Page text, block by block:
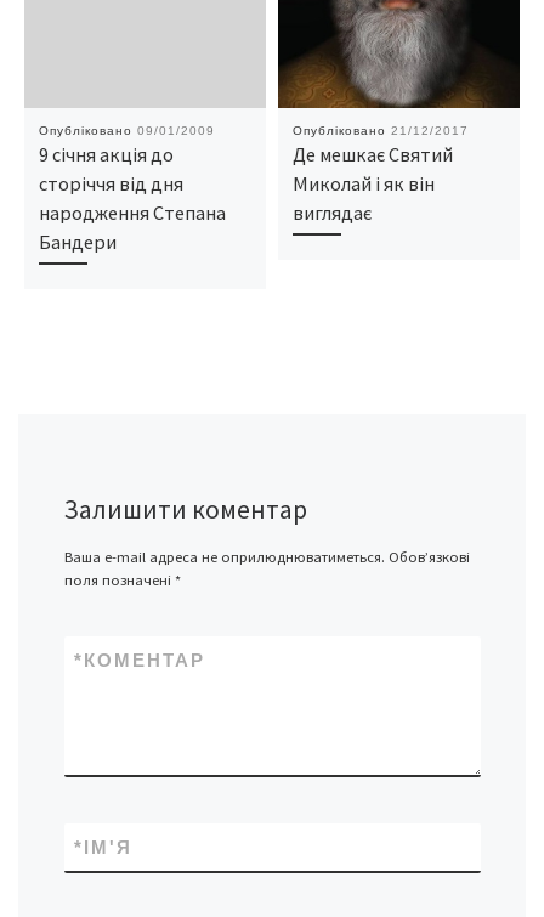
Опубліковано 09/01/2009
9 січня акція до
сторіччя від дня
народження Степана
Бандери
Опубліковано 21/12/2017
Де мешкає Святий
Миколай і як він
виглядає
Залишити коментар
Ваша e-mail адреса не оприлюднюватиметься. Обов’язкові
поля позначені *
КОМЕНТАР
*
ІМ'Я
*